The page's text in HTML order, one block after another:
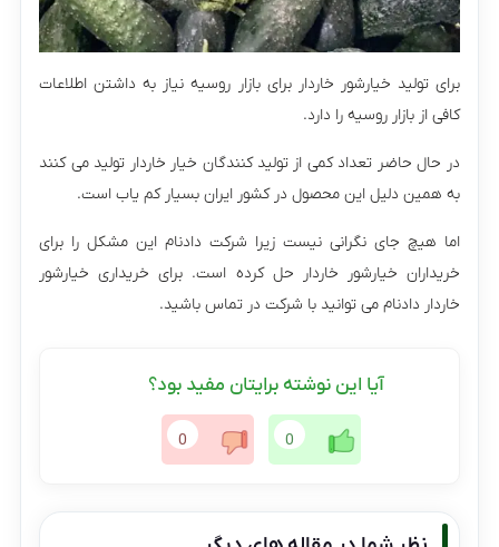
برای تولید خیارشور خاردار برای بازار روسیه نیاز به داشتن اطلاعات
کافی از بازار روسیه را دارد.
در حال حاضر تعداد کمی از تولید کنندگان خیار خاردار تولید می کنند
به همین دلیل این محصول در کشور ایران بسیار کم یاب است.
اما هیچ جای نگرانی نیست زیرا شرکت دادنام این مشکل را برای
خریداران خیارشور خاردار حل کرده است. برای خریداری خیارشور
خاردار دادنام می توانید با شرکت در تماس باشید.
آیا این نوشته برایتان مفید بود؟
0
0